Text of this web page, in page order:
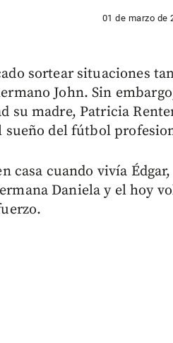
01 de marzo de
sortear situaciones
John. Sin
su madre, Patricia
sueño del fútbol
casa cuando vivía
Daniela y el hoy